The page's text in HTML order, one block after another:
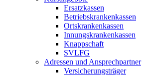
Ersatzkassen
Betriebskrankenkassen
Ortskrankenkassen
Innungskrankenkassen
Knappschaft
SVLFG
Adressen und Ansprechpartner
Versicherungsträger